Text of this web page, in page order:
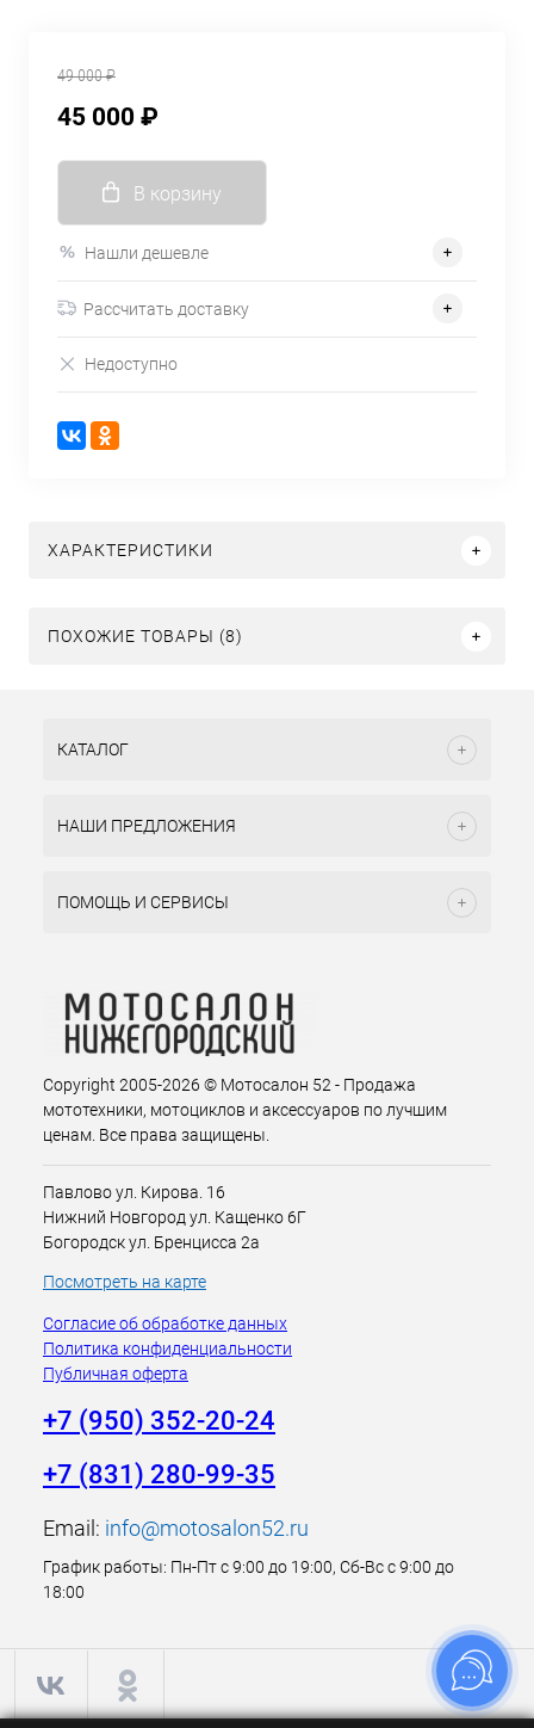
49 000 ₽
45 000 ₽
В корзину
Нашли дешевле
Рассчитать доставку
Недоступно
ХАРАКТЕРИСТИКИ
ПОХОЖИЕ ТОВАРЫ (8)
КАТАЛОГ
НАШИ ПРЕДЛОЖЕНИЯ
ПОМОЩЬ И СЕРВИСЫ
Copyright 2005-2026 © Мотосалон 52 - Продажа
мототехники, мотоциклов и аксессуаров по лучшим
ценам. Все права защищены.
Павлово ул. Кирова. 16
Нижний Новгород ул. Кащенко 6Г
Богородск ул. Бренцисса 2а
Посмотреть на карте
Согласие об обработке данных
Политика конфиденциальности
Публичная оферта
+7 (950) 352-20-24
+7 (831) 280-99-35
Email: info@motosalon52.ru
График работы: Пн-Пт с 9:00 до 19:00, Сб-Вс с 9:00 до
18:00